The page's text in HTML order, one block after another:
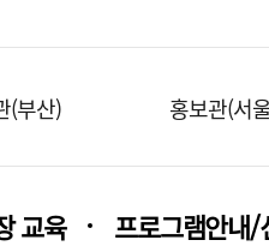
(부산) 홍보관(서
교육 프로그램안내/